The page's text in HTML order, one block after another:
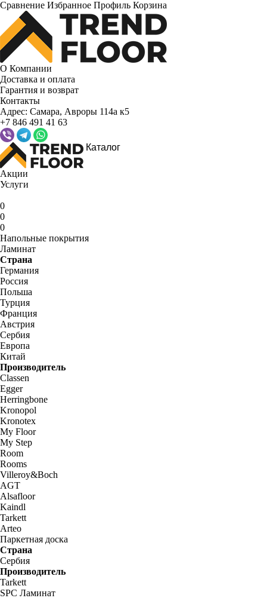
Сравнение Избранное Профиль Корзина
О Компании
Доставка и оплата
Гарантия и возврат
Контакты
Адрес: Самара, Авроры 114а к5
+7 846 491 41 63
Каталог
Акции
Услуги
0
0
0
Напольные покрытия
Ламинат
Страна
Германия
Россия
Польша
Турция
Франция
Австрия
Сербия
Европа
Китай
Производитель
Classen
Egger
Herringbone
Kronopol
Kronotex
My Floor
My Step
Room
Rooms
Villeroy&Boch
AGT
Alsafloor
Kaindl
Tarkett
Arteo
Паркетная доска
Страна
Сербия
Производитель
Tarkett
SPC Ламинат